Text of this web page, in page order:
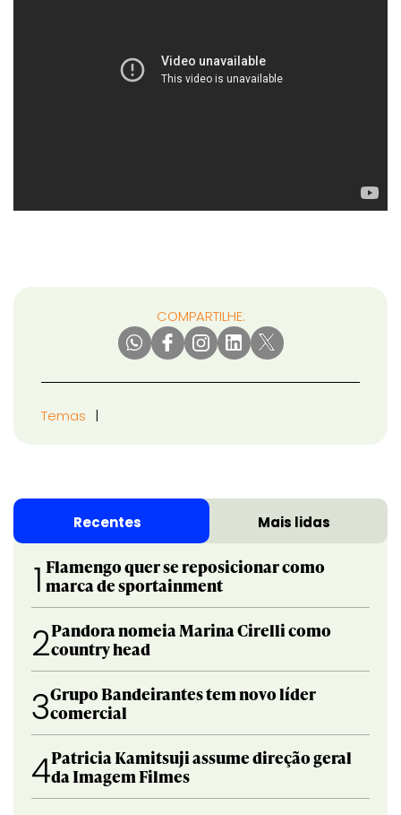
COMPARTILHE:
Temas
Recentes Mais lidas
1 Flamengo quer se reposicionar como
marca de sportainment
2Pandora nomeia Marina Cirelli como
country head
3Grupo Bandeirantes tem novo líder
comercial
4Patricia Kamitsuji assume direção geral
da Imagem Filmes